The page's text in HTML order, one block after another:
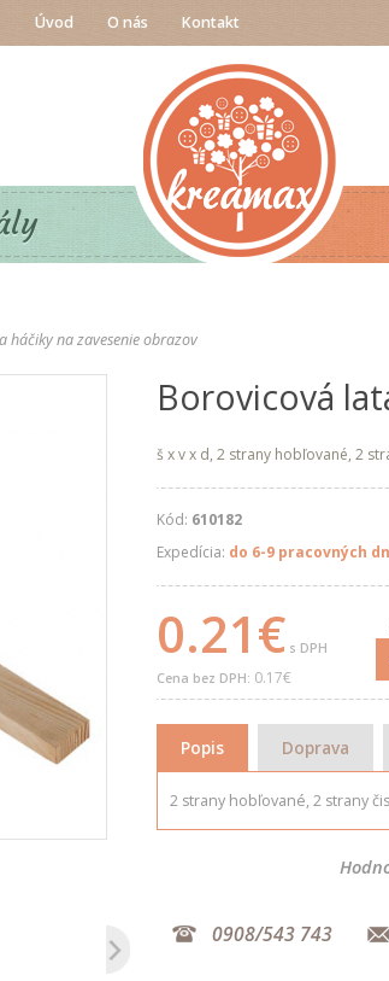
Úvod O nás Kontakt
háčiky na zavesenie obrazov
Borovicová
š x v x d, 2 strany hobľované, 2
Kód: 610182
Expedícia: do 6-9 pracovných
0.21€ s DPH
Cena bez DPH: 0.17€
Popis Doprava
2 strany hobľované, 2 strany
0908/543 743